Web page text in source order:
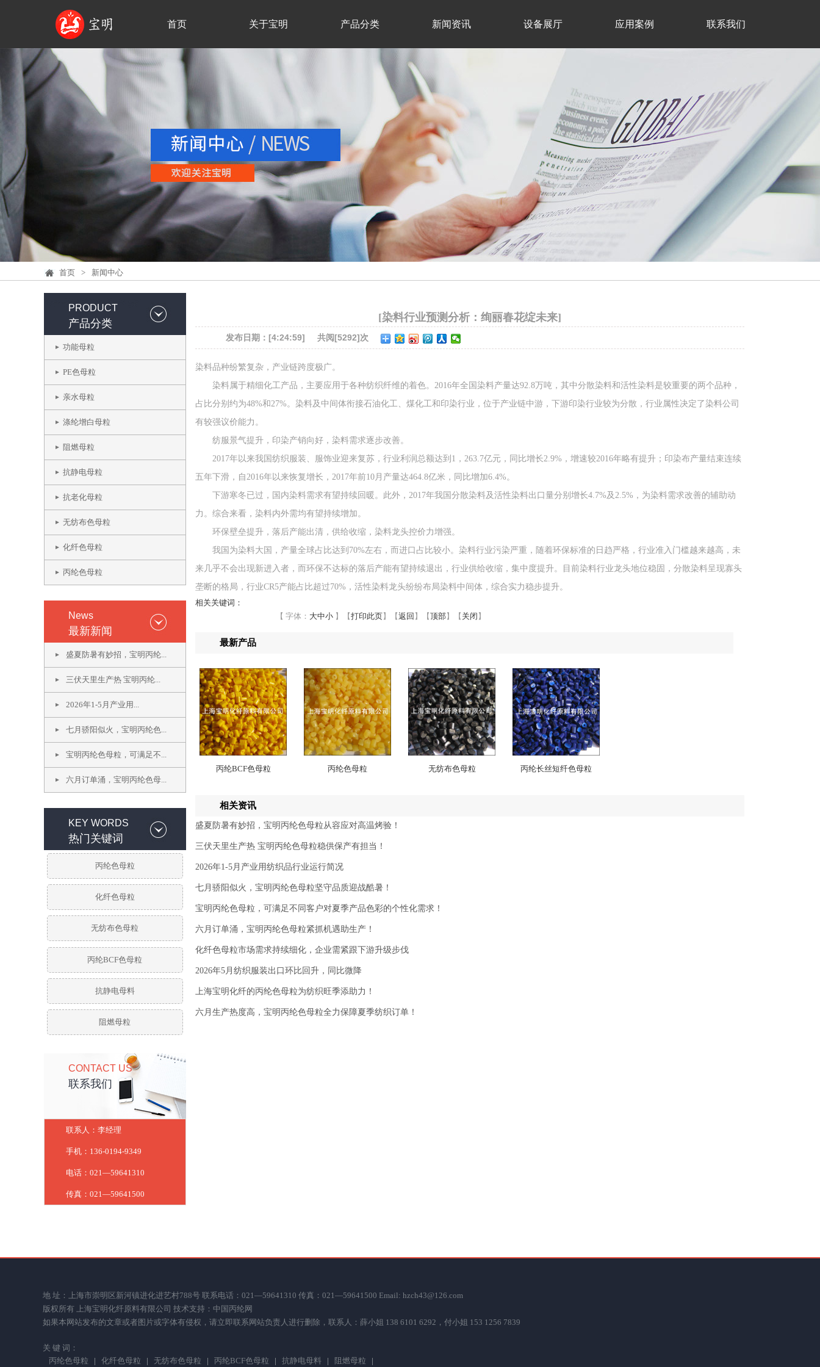
首页 关于宝明 产品分类 新闻资讯 设备展厅 应用案例 联系我们
首页 > 新闻中心
PRODUCT
产品分类
功能母粒
PE色母粒
亲水母粒
涤纶增白母粒
阻燃母粒
抗静电母粒
抗老化母粒
无纺布色母粒
化纤色母粒
丙纶色母粒
News
最新新闻
盛夏防暑有妙招，宝明丙纶...
三伏天里生产热 宝明丙纶...
2026年1-5月产业用...
七月骄阳似火，宝明丙纶色...
宝明丙纶色母粒，可满足不...
六月订单涌，宝明丙纶色母...
KEY WORDS
热门关键词
丙纶色母粒
化纤色母粒
无纺布色母粒
丙纶BCF色母粒
抗静电母料
阻燃母粒
CONTACT US
联系我们
联系人：李经理
手机：136-0194-9349
电话：021—59641310
传真：021—59641500
[染料行业预测分析：绚丽春花绽未来]
发布日期：[4:24:59] 共阅[5292]次
染料品种纷繁复杂，产业链跨度极广。
染料属于精细化工产品，主要应用于各种纺织纤维的着色。2016年全国染料产量达92.8万吨，其中分散染料和活性染料是较重要的两个品种，
占比分别约为48%和27%。染料及中间体衔接石油化工、煤化工和印染行业，位于产业链中游，下游印染行业较为分散，行业属性决定了染料公司
有较强议价能力。
纺服景气提升，印染产销向好，染料需求逐步改善。
2017年以来我国纺织服装、服饰业迎来复苏，行业利润总额达到1，263.7亿元，同比增长2.9%，增速较2016年略有提升；印染布产量结束连续
五年下滑，自2016年以来恢复增长，2017年前10月产量达464.8亿米，同比增加6.4%。
下游寒冬已过，国内染料需求有望持续回暖。此外，2017年我国分散染料及活性染料出口量分别增长4.7%及2.5%，为染料需求改善的辅助动
力。综合来看，染料内外需均有望持续增加。
环保壁垒提升，落后产能出清，供给收缩，染料龙头控价力增强。
我国为染料大国，产量全球占比达到70%左右，而进口占比较小。染料行业污染严重，随着环保标准的日趋严格，行业准入门槛越来越高，未
来几乎不会出现新进入者，而环保不达标的落后产能有望持续退出，行业供给收缩，集中度提升。目前染料行业龙头地位稳固，分散染料呈现寡头
垄断的格局，行业CR5产能占比超过70%，活性染料龙头纷纷布局染料中间体，综合实力稳步提升。
相关关键词：
【 字体： 大中小 】 【打印此页】 【返回 】 【顶部】 【 关闭 】
最新产品
丙纶BCF色母粒 丙纶色母粒 无纺布色母粒 丙纶长丝短纤色母粒
相关资讯
盛夏防暑有妙招，宝明丙纶色母粒从容应对高温烤验！
三伏天里生产热 宝明丙纶色母粒稳供保产有担当！
2026年1-5月产业用纺织品行业运行简况
七月骄阳似火，宝明丙纶色母粒坚守品质迎战酷暑！
宝明丙纶色母粒，可满足不同客户对夏季产品色彩的个性化需求！
六月订单涌，宝明丙纶色母粒紧抓机遇助生产！
化纤色母粒市场需求持续细化，企业需紧跟下游升级步伐
2026年5月纺织服装出口环比回升，同比微降
上海宝明化纤的丙纶色母粒为纺织旺季添助力！
六月生产热度高，宝明丙纶色母粒全力保障夏季纺织订单！
地 址：上海市崇明区新河镇进化进艺村788号 联系电话：021—59641310 传真：021—59641500 Email: hzch43@126.com
版权所有 上海宝明化纤原料有限公司 技术支持： 中国丙纶网
如果本网站发布的文章或者图片或字体有侵权，请立即联系网站负责人进行删除，联系人：薛小姐 138 6101 6292，付小姐 153 1256 7839
关 键 词：
丙纶色母粒
化纤色母粒 无纺布色母粒 丙纶BCF色母粒 抗静电母料 阻燃母粒